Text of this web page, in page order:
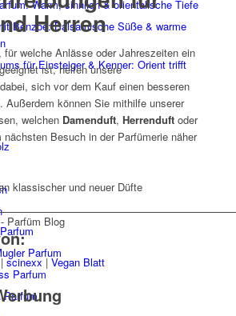
Warm, sinnlich & orientalische Tiefe
Benzoe: Balsamische Süße & warme
für Einsteiger & Kenner: Orient trifft
Parfum
Parfum
Parfum
Herren
welche Anlässe oder Jahreszeiten ein
ist, helfen unsere
sich vor dem Kauf einen besseren
Außerdem können Sie mithilfe unserer
welchen Damenduft, Herrenduftoder
Besuch in der Parfümerie näher
| scinexx | Vegan Blatt